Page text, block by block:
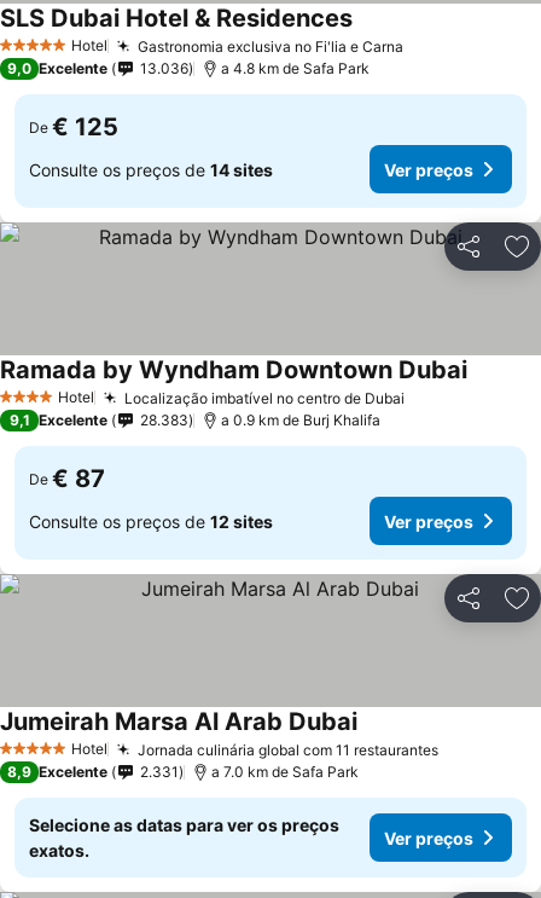
5 Estrelas Hotel Gastronomia exclusiva no Fi'lia e Carna
SLS Dubai Hotel & Residences
9,0 Excelente 13.036 a 4.8 km de Safa Park
De € 125
Consulte os preços de 14 sites Ver preços
Partilhar
4 EstrelasHotel Localização imbatível no centro de Dubai
Ramada by Wyndham Downtown Dubai
9,1 Excelente 28.383 a 0.9 km de Burj Khalifa
De € 87
Consulte os preços de 12 sites Ver preços
Partilhar
5 Estrelas Hotel Jornada culinária global com 11 restaurantes
Jumeirah Marsa Al Arab Dubai
8,9 Excelente 2.331 a 7.0 km de Safa Park
Selecione as datas para ver os preços
exatos.
Ver preços